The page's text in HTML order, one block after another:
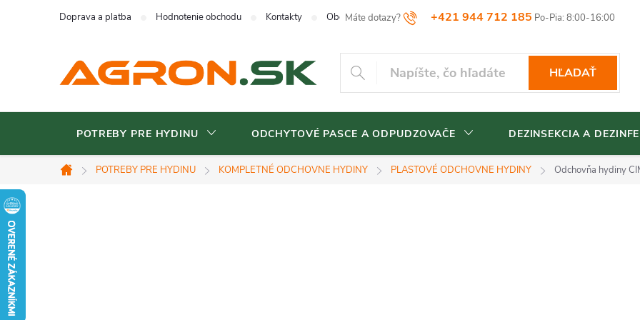
+421 944 712 185
Doprava a platba Hodnotenie obchodu Kontakty Obchodné podmienky Reklamačný poriadok Vrátenia tovaru
HĽADAŤ
POTREBY PRE HYDINU ODCHYTOVÉ PASCE A ODPUDZOVAČE DEZINSEKCIA A
Domov
POTREBY PRE HYDINU KOMPLETNÉ ODCHOVNE HYDINY PLASTOVÉ ODCHOVNE HYDINY Odchovňa hydiny